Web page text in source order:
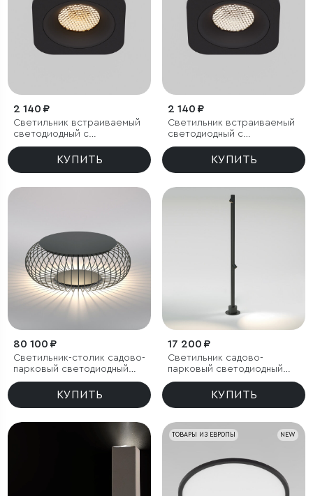
2 140 ₽
Светильник встраиваемый
светодиодный с
антибликовой решеткой
Tetro 10W 3000K черный
КУПИТЬ
2 140 ₽
Светильник встраиваемый
светодиодный с
антибликовой решеткой
Tetro 10W 4000K черный
КУПИТЬ
80 100 ₽
Светильник-столик садово-
парковый светодиодный
Firenze черный
КУПИТЬ
17 200 ₽
Светильник садово-
парковый светодиодный
поворотный Rone черный
КУПИТЬ
NEW
ТОВАРЫ ИЗ ЕВРОПЫ